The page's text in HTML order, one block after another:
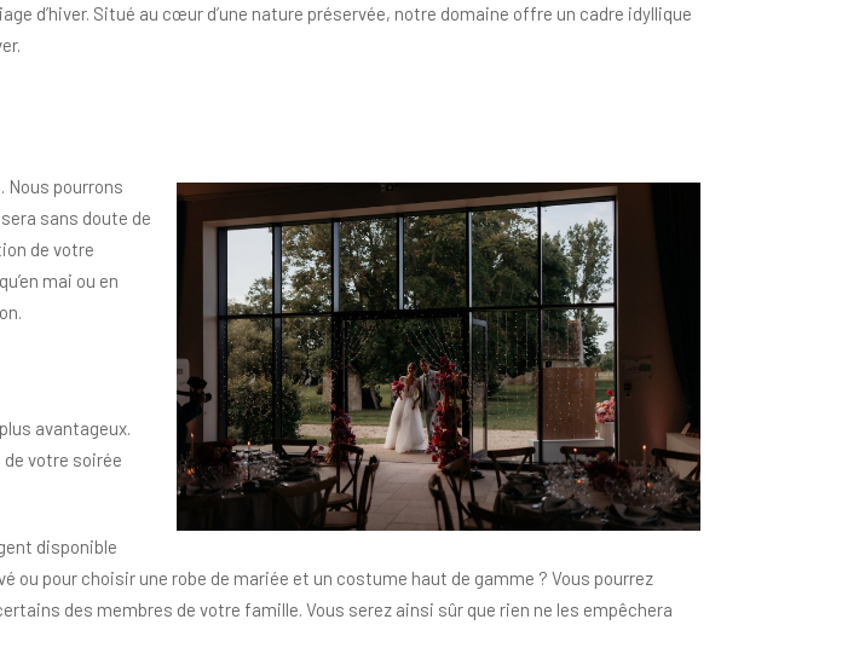
d’hiver. Situé au cœur d’une nature préservée, notre domaine offre un cadre idyllique
Nous pourrons
sans doute de
de votre
mai ou en
avantageux.
votre soirée
disponible
ou pour choisir une robe de mariée et un costume haut de gamme ? Vous pourrez
des membres de votre famille. Vous serez ainsi sûr que rien ne les empêchera